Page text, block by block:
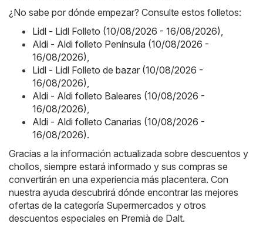
¿No sabe por dónde empezar? Consulte estos folletos:
Lidl - Lidl Folleto (10/08/2026 - 16/08/2026)
Aldi - Aldi folleto Península (10/08/2026 -
16/08/2026)
Lidl - Lidl Folleto de bazar (10/08/2026 -
16/08/2026)
Aldi - Aldi folleto Baleares (10/08/2026 -
16/08/2026)
Aldi - Aldi folleto Canarias (10/08/2026 -
16/08/2026).
Gracias a la información actualizada sobre descuentos y
chollos, siempre estará informado y sus compras se
convertirán en una experiencia más placentera. Con
nuestra ayuda descubrirá dónde encontrar las mejores
ofertas de la categoría Supermercados y otros
descuentos especiales en Premià de Dalt.